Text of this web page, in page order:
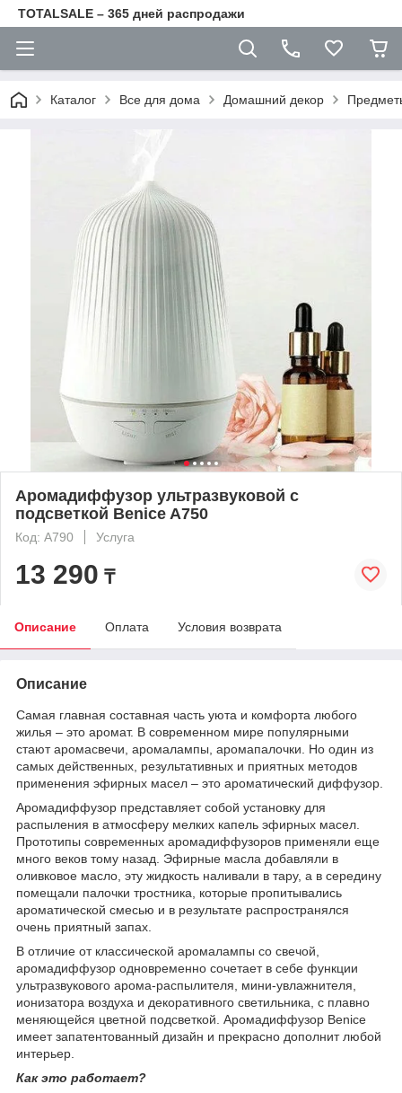
TOTALSALE – 365 дней распродажи
Каталог Все для дома Домашний декор
Аромадиффузор ультразвуковой с
подсветкой Benice A750
Код: A790 Услуга
13 290 ₸
Описание Оплата Условия возврата
Описание
Самая главная составная часть уюта и комфорта любого
жилья – это аромат. В современном мире популярными
стают аромасвечи, аромалампы, аромапалочки. Но один из
самых действенных, результативных и приятных методов
применения эфирных масел – это ароматический диффузор.
Аромадиффузор представляет собой установку для
распыления в атмосферу мелких капель эфирных масел.
Прототипы современных аромадиффузоров применяли еще
много веков тому назад. Эфирные масла добавляли в
оливковое масло, эту жидкость наливали в тару, а в середину
помещали палочки тростника, которые пропитывались
ароматической смесью и в результате распространялся
очень приятный запах.
В отличие от классической аромалампы со свечой,
аромадиффузор одновременно сочетает в себе функции
ультразвукового арома-распылителя, мини-увлажнителя,
ионизатора воздуха и декоративного светильника, с плавно
меняющейся цветной подсветкой. Аромадиффузор Benice
имеет запатентованный дизайн и прекрасно дополнит любой
интерьер.
Как это работает?